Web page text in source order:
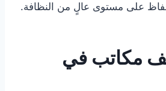
على مستوى عالٍ من النظافة.
مكاتب في